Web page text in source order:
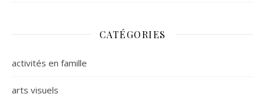
CATÉGORIES
activités en famille
arts visuels